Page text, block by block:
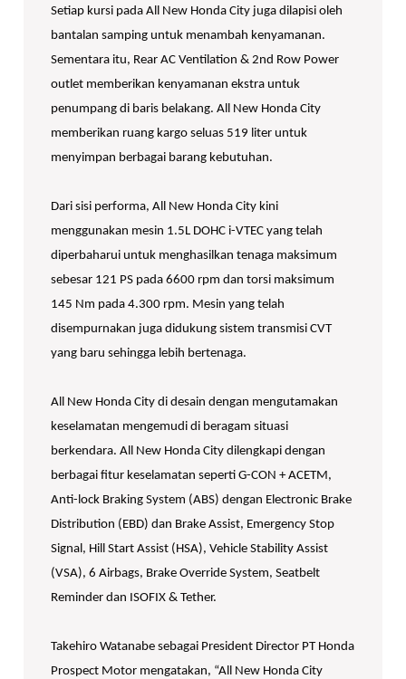
Setiap kursi pada All New Honda City juga dilapisi oleh
bantalan samping untuk menambah kenyamanan.
Sementara itu, Rear AC Ventilation & 2nd Row Power
outlet memberikan kenyamanan ekstra untuk
penumpang di baris belakang. All New Honda City
memberikan ruang kargo seluas 519 liter untuk
menyimpan berbagai barang kebutuhan.
Dari sisi performa, All New Honda City kini
menggunakan mesin 1.5L DOHC i-VTEC yang telah
diperbaharui untuk menghasilkan tenaga maksimum
sebesar 121 PS pada 6600 rpm dan torsi maksimum
145 Nm pada 4.300 rpm. Mesin yang telah
disempurnakan juga didukung sistem transmisi CVT
yang baru sehingga lebih bertenaga.
All New Honda City di desain dengan mengutamakan
keselamatan mengemudi di beragam situasi
berkendara. All New Honda City dilengkapi dengan
berbagai fitur keselamatan seperti G-CON + ACETM,
Anti-lock Braking System (ABS) dengan Electronic Brake
Distribution (EBD) dan Brake Assist, Emergency Stop
Signal, Hill Start Assist (HSA), Vehicle Stability Assist
(VSA), 6 Airbags, Brake Override System, Seatbelt
Reminder dan ISOFIX & Tether.
Takehiro Watanabe sebagai President Director PT Honda
Prospect Motor mengatakan, “All New Honda City